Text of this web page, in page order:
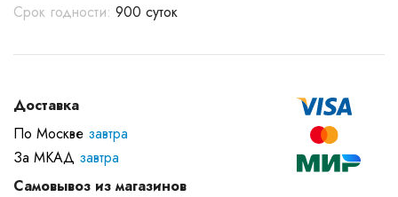
Срок годности: 900 суток
Доставка
По Москве завтра
За МКАД завтра
Самовывоз из магазинов